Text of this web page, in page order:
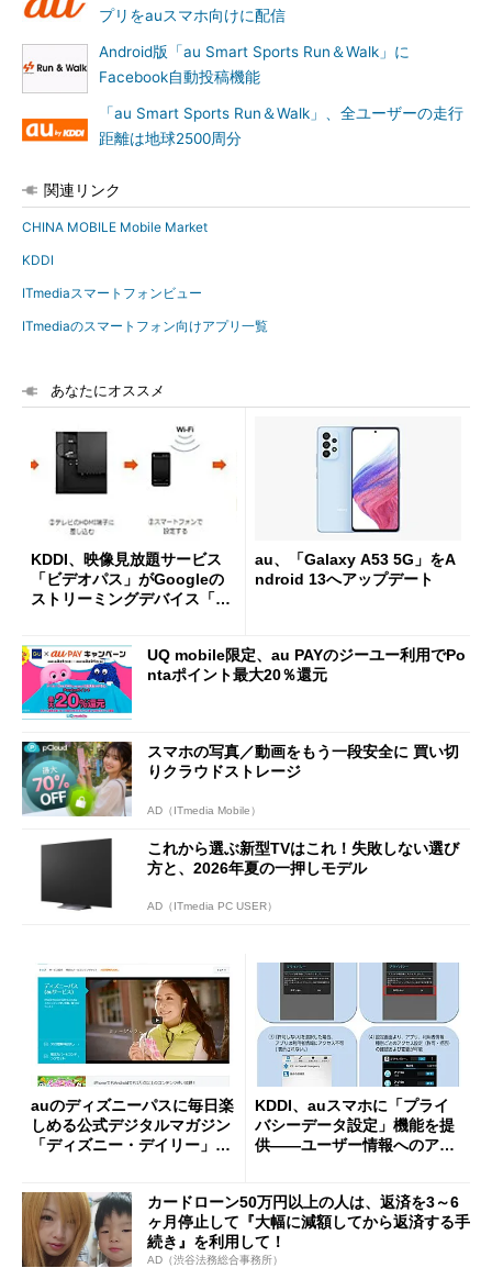
プリをauスマホ向けに配信
Android版「au Smart Sports Run＆Walk」に
Facebook自動投稿機能
「au Smart Sports Run＆Walk」、全ユーザーの走行
距離は地球2500周分
関連リンク
CHINA MOBILE Mobile Market
KDDI
ITmediaスマートフォンビュー
ITmediaのスマートフォン向けアプリ一覧
あなたにオススメ
KDDI、映像見放題サービス
「ビデオパス」がGoogleの
ストリーミングデバイス「Ch
au、「Galaxy A53 5G」をA
ndroid 13へアップデート
UQ mobile限定、au PAYのジーユー利用でPo
ntaポイント最大20％還元
スマホの写真／動画をもう一段安全に 買い切
りクラウドストレージ
AD（ITmedia Mobile）
これから選ぶ新型TVはこれ！失敗しない選び
方と、2026年夏の一押しモデル
AD（ITmedia PC USER）
auのディズニーパスに毎日楽
しめる公式デジタルマガジン
「ディズニー・デイリー」登
KDDI、auスマホに「プライ
バシーデータ設定」機能を提
供――ユーザー情報へのアク
カードローン50万円以上の人は、返済を3～6
ヶ月停止して『大幅に減額してから返済する手
続き』を利用して！
AD（渋谷法務総合事務所）